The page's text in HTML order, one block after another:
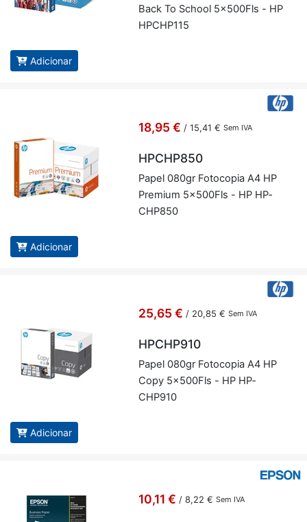
Back To School 5x500Fls - HP
HP­CHP115
Adicionar
18,95 € / 15,41 € Sem IVA
HPCHP850
Papel 080gr Fo­to­copia A4 HP
Pre­mium 5x500Fls - HP HP­
CHP850
Adicionar
25,65 € / 20,85 € Sem IVA
HPCHP910
Papel 080gr Fo­to­copia A4 HP
Copy 5x500Fls - HP HP­
CHP910
Adicionar
10,11 € / 8,22 € Sem IVA